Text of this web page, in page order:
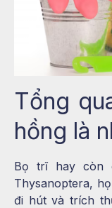
Tổng
hồng là
Bọ trĩ hay còn
Thysanoptera,
đi hút và trích